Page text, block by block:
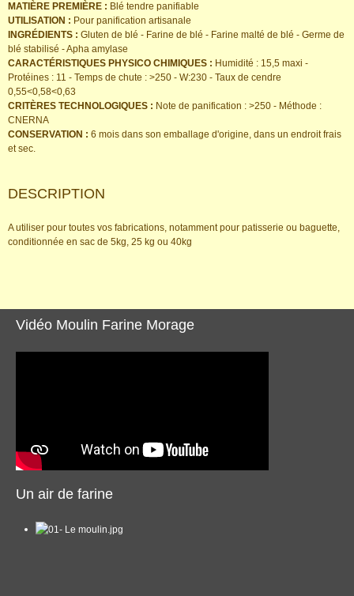
MATIÈRE PREMIÈRE : Blé tendre panifiable
UTILISATION : Pour panification artisanale
INGRÉDIENTS : Gluten de blé - Farine de blé - Farine malté de blé - Germe de
blé stabilisé - Apha amylase
CARACTÉRISTIQUES PHYSICO CHIMIQUES : Humidité : 15,5 maxi -
Protéines : 11 - Temps de chute : >250 - W:230 - Taux de cendre
0,55<0,58<0,63
CRITÈRES TECHNOLOGIQUES : Note de panification : >250 - Méthode :
CNERNA
CONSERVATION : 6 mois dans son emballage d'origine, dans un endroit frais
et sec.
DESCRIPTION
A utiliser pour toutes vos fabrications, notamment pour patisserie ou baguette,
conditionnée en sac de 5kg, 25 kg ou 40kg
Vidéo Moulin Farine Morage
Un air de farine